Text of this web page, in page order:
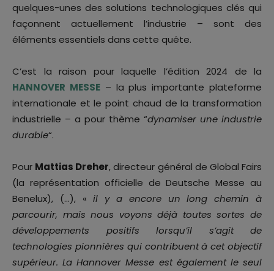
quelques-unes des solutions technologiques clés qui
façonnent actuellement l’industrie – sont des
éléments essentiels dans cette quête.
C’est la raison pour laquelle l’édition 2024 de la
HANNOVER MESSE– la plus importante plateforme
internationale et le point chaud de la transformation
industrielle – a pour thème “dynamiser une industrie
durable“.
Pour Mattias Dreher, directeur général de Global Fairs
(la représentation officielle de Deutsche Messe au
Benelux), (…), «il y a encore un long chemin à
parcourir, mais nous voyons déjà toutes sortes de
développements positifs lorsqu’il s’agit de
technologies pionnières qui contribuent à cet objectif
supérieur. La Hannover Messe est également le seul